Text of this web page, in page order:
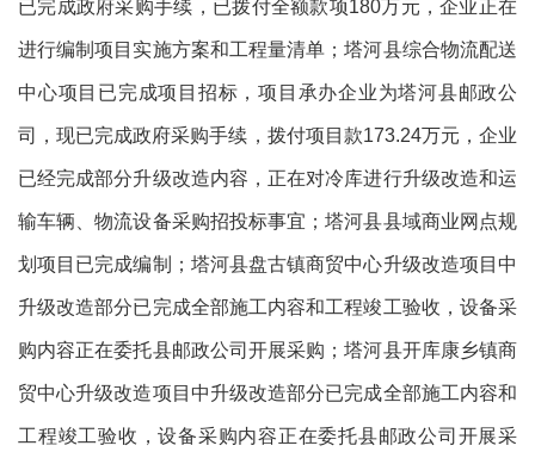
已完成政府采购手续，已拨付全额款项180万元，企业正在
进行编制项目实施方案和工程量清单；塔河县综合物流配送
中心项目已完成项目招标，项目承办企业为塔河县邮政公
司，现已完成政府采购手续，拨付项目款173.24万元，企业
已经完成部分升级改造内容，正在对冷库进行升级改造和运
输车辆、物流设备采购招投标事宜；塔河县县域商业网点规
划项目已完成编制；塔河县盘古镇商贸中心升级改造项目中
升级改造部分已完成全部施工内容和工程竣工验收，设备采
购内容正在委托县邮政公司开展采购；塔河县开库康乡镇商
贸中心升级改造项目中升级改造部分已完成全部施工内容和
工程竣工验收，设备采购内容正在委托县邮政公司开展采